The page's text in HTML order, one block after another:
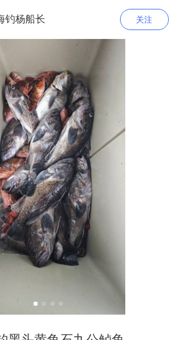
钓杨船长 关注